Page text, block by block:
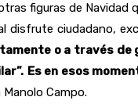
figuras de Navidad
disfrute ciudadano,
o a través
Es en esos
Campo.